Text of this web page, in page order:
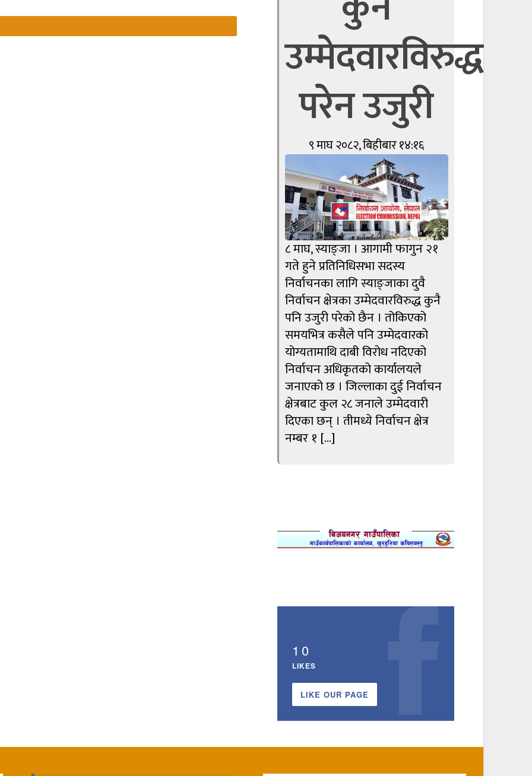
उम्मेदवारविरुद्ध
परेन उजुरी
९ माघ २०८२, बिहीबार १४:१६
८ माघ, स्याङ्जा । आगामी फागुन २१
गते हुने प्रतिनिधिसभा सदस्य
निर्वाचनका लागि स्याङ्जाका दुवै
निर्वाचन क्षेत्रका उम्मेदवारविरुद्ध कुनै
पनि उजुरी परेको छैन । तोकिएको
समयभित्र कसैले पनि उम्मेदवारको
योग्यतामाथि दाबी विरोध नदिएको
निर्वाचन अधिकृतको कार्यालयले
जनाएको छ । जिल्लाका दुई निर्वाचन
क्षेत्रबाट कुल २८ जनाले उम्मेदवारी
दिएका छन् । तीमध्ये निर्वाचन क्षेत्र
नम्बर १ […]
10
LIKES
LIKE OUR PAGE